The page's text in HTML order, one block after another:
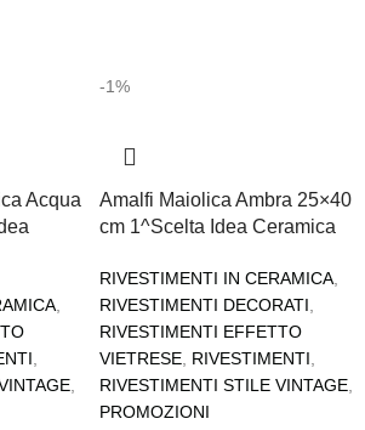
Acqua
-1%
Amalfi Maiolica Ambra 25×40
cm 1^Scelta Idea Ceramica
RIVESTIMENTI IN CERAMICA
RIVESTIMENTI DECORATI
RIVESTIMENTI EFFETTO
VIETRESE RIVESTIMENTI
RIVESTIMENTI STILE VINTAGE
PROMOZIONI